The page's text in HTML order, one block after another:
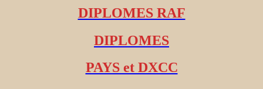
DIPLOMES RAF
DIPLOMES
PAYS et DXCC